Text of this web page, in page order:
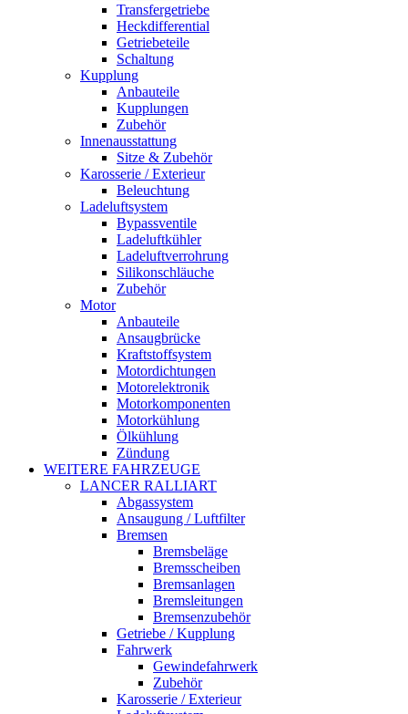
Transfergetriebe
Heckdifferential
Getriebeteile
Schaltung
Kupplung
Anbauteile
Kupplungen
Zubehör
Innenausstattung
Sitze & Zubehör
Karosserie / Exterieur
Beleuchtung
Ladeluftsystem
Bypassventile
Ladeluftkühler
Ladeluftverrohrung
Silikonschläuche
Zubehör
Motor
Anbauteile
Ansaugbrücke
Kraftstoffsystem
Motordichtungen
Motorelektronik
Motorkomponenten
Motorkühlung
Ölkühlung
Zündung
WEITERE FAHRZEUGE
LANCER RALLIART
Abgassystem
Ansaugung / Luftfilter
Bremsen
Bremsbeläge
Bremsscheiben
Bremsanlagen
Bremsleitungen
Bremsenzubehör
Getriebe / Kupplung
Fahrwerk
Gewindefahrwerk
Zubehör
Karosserie / Exterieur